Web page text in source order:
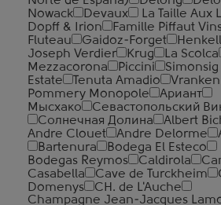
Nowack
Devaux
La Taille Aux
Dopff & Irion
Famille Piffaut
Fluteau
Gaidoz-Forget
Henkell
Joseph Verdier
Krug
La Scolca
Mezzacorona
Piccini
Estate
Tenuta Amadio
Vranken
Pommery Monopole
Ариант
Мысхако
Севастопольский
Солнечная Долина
Albert
Andre Clouet
Andre Delorme
Bartenura
Bodega El Esteco
Bodegas Reymos
Caldirola
Casabella
Cave de Turckheim
Domenys
CH. de L'Auche
Champagne Jean-Jacques